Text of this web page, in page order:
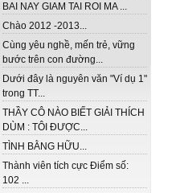
BAI NAY GIAM TAI ROI MA ...
Chào 2012 -2013...
Cùng yêu nghề, mến trẻ, vững
bước trên con đường...
Dưới đây là nguyên văn "Ví dụ 1"
trong TT...
THẦY CÔ NÀO BIẾT GIẢI THÍCH
DÙM : TÔI ĐƯỢC...
TÌNH BẰNG HỮU...
Thành viên tích cực Điểm số:
102 ...